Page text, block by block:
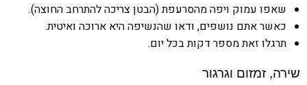
שאפו עמוק ויפה מהסרעפת (הבטן צריכה להתרחב החוצה).
כאשר אתם נושפים, ודאו שהנשיפה היא ארוכה ואיטית.
תרגלו זאת מספר דקות בכל יום.
שירה, זמזום וגרגור